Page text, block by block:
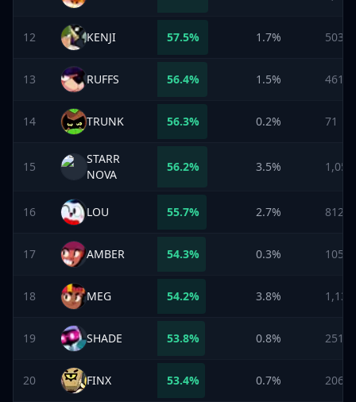
12 KENJI 57.5% 1.7% 503
13 RUFFS 56.4% 1.5% 461
14 TRUNK 56.3% 0.2% 71
15
STARR
NOVA
56.2% 3.5% 1,055
16 LOU 55.7% 2.7% 812
17 AMBER 54.3% 0.3% 105
18 MEG 54.2% 3.8% 1,138
19 SHADE 53.8% 0.8% 251
20 FINX 53.4% 0.7% 206